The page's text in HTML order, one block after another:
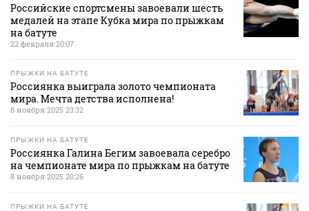
Российские спортсмены завоевали шесть
медалей на этапе Кубка мира по прыжкам
на батуте
22 февраля 20:07
ПРЫЖКИ НА БАТУТЕ
Россиянка выиграла золото чемпионата
мира. Мечта детства исполнена!
8 ноября 2025 23:32
ПРЫЖКИ НА БАТУТЕ
Россиянка Галина Бегим завоевала серебро
на чемпионате мира по прыжкам на батуте
8 ноября 2025 20:26
ПРЫЖКИ НА БАТУТЕ